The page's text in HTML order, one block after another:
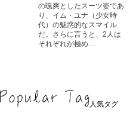
の颯爽としたスーツ姿であ
り、イム・ユナ（少女時
代）の魅惑的なスマイル
だ。さらに言うと、2人は
それぞれが極め…
人気タグ